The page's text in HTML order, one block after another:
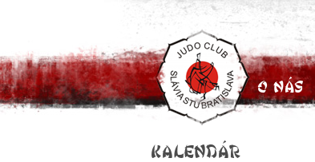
O nás
Kalendár